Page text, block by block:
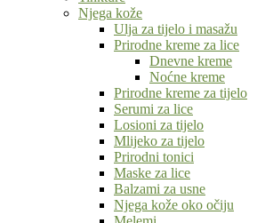
Njega kože
Ulja za tijelo i masažu
Prirodne kreme za lice
Dnevne kreme
Noćne kreme
Prirodne kreme za tijelo
Serumi za lice
Losioni za tijelo
Mlijeko za tijelo
Prirodni tonici
Maske za lice
Balzami za usne
Njega kože oko očiju